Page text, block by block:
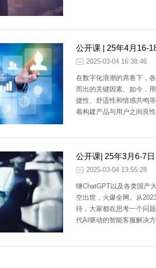
公开课 | 25年4月16-
2025-03-04 16:38:46
在数字化浪潮的席卷下，
而出的关键因素。如今，
捷性、舒适性和情感共鸣
着构建产品与用户之间良
公开课| 25年3月6-7
部署与业务场景应用
2025-03-04 13:55:28
继ChatGPT以及各类国产
空出世，火爆全网。从
待，大家都在思考一个问
代AI驱动的智能客服解决